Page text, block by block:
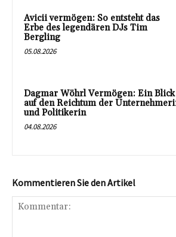
Avicii vermögen: So entsteht das
Erbe des legendären DJs Tim
Bergling
05.08.2026
Dagmar Wöhrl Vermögen: Ein Blick
auf den Reichtum der
und Politikerin
04.08.2026
Kommentieren Sie den Artikel